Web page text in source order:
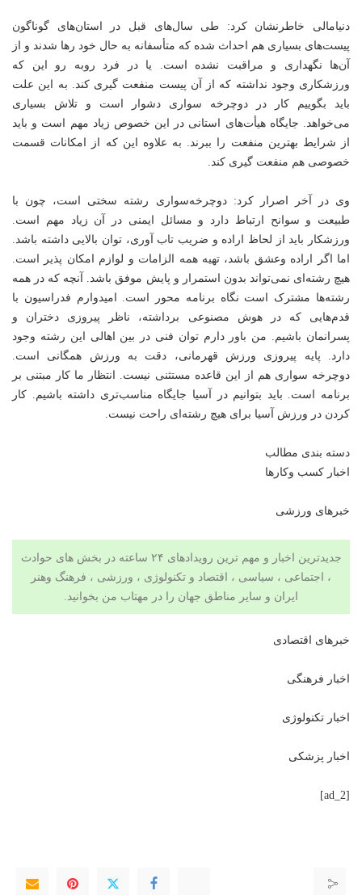
دنیامالی خاطرنشان کرد: طی سال‌های قبل در استان‌های گوناگون
پیست‌های بسیاری هم احداث شده که متأسفانه به حال خود رها شدند و از
آن‌ها نگهداری و مراقبت نشده است. یا در فرد روبه رو این که
ورزشکاری وجود نداشته که از آن پیست منفعت گیری کند. به این علت
باید بگوییم کار در دوچرخه سواری دشوار است و تلاش بسیاری
می‌خواهد. جایگاه هیأت‌های استانی در این خصوص زیاد مهم است و باید
از شرایط بهترین منفعت را ببرند. به علاوه این که از امکانات قسمت
خصوصی هم منفعت گیری کند.
وی در آخر اصرار کرد: دوچرخه‌سواری رشته سختی است، چون با
طبیعت و سوانح ارتباط دارد و مسائل ایمنی در آن زیاد مهم است.
ورزشکار باید از لحاظ اراده و ضریب تاب آوری، توان بالایی داشته باشد.
اما اگر اراده وعشق باشد، تهیه همه الزامات و لوازم امکان پذیر است.
هیچ رشته‌ای نمی‌تواند بدون استمرار و پایش موفق باشد. آنچه که در همه
رشته‌ها مشترک است نگاه برنامه محور است. امیدوارم فدراسیون با
قدم‌هایی که در هوش مصنوعی برداشته، ناظر پیروزی دختران و
پسرانمان باشیم. من باور دارم توان فنی در بین اهالی این رشته وجود
دارد. پایه پیروزی ورزش قهرمانی، دقت به ورزش همگانی است.
دوچرخه سواری هم از این قاعده مستثنی نیست. انتظار ما کار مبتنی بر
برنامه است. باید بتوانیم در آسیا جایگاه مناسب‌تری داشته باشیم. کار
کردن در ورزش آسیا برای هیچ رشته‌ای راحت نیست.
دسته بندی مطالب
اخبار کسب وکارها
خبرهای ورزشی
جدیدترین اخبار و مهم ترین رویدادهای ۲۴ ساعته در بخش های حوادث
، اجتماعی ، سیاسی ، اقتصاد و تکنولوژی ، ورزشی ، فرهنگ وهنر
ایران و سایر مناطق جهان را در مهتاب من بخوانید.
خبرهای اقتصادی
اخبار فرهنگی
اخبار تکنولوژی
اخبار پزشکی
[ad_2]